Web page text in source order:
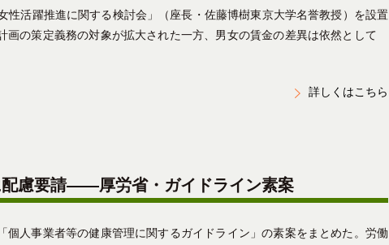
性活躍推進に関する検討会」（座長・佐藤博樹東京大学名誉教授）を設置
画の策定義務の対象が拡大された一方、男女の賃金の差異は依然として
詳しくはこちら
慮要請――厚労省・ガイドライン素案
個人事業者等の健康管理に関するガイドライン」の素案をまとめた。労働